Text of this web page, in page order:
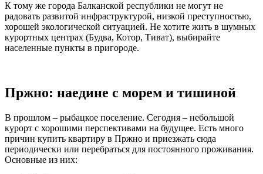
К тому же города Балканской республики не могут не
радовать развитой инфраструктурой, низкой преступностью,
хорошей экологической ситуацией. Не хотите жить в шумных
курортных центрах (Будва, Котор, Тиват), выбирайте
населенные пункты в пригороде.
Пржно: наедине с морем и тишиной
В прошлом – рыбацкое поселение. Сегодня – небольшой
курорт с хорошими перспективами на будущее. Есть много
причин купить квартиру в Пржно и приезжать сюда
периодически или перебраться для постоянного проживания.
Основные из них: